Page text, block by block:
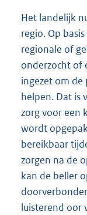
Het landelijk
regio. Op
regionale of
onderzocht of
ingezet om de
helpen. Dat is
zorg voor een
wordt
bereikbaar
zorgen na de
kan de beller
luisterend oor